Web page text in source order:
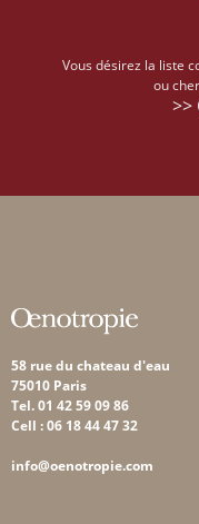
Vous désirez la liste
ou
>>
58 rue du chateau d'eau
75010 Paris
Tel. 01 42 59 09 86
Cell : 06 18 44 47 32
info@oenotropie.com